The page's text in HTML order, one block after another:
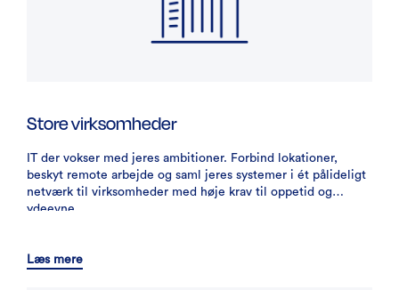
Store virksomheder
IT der vokser med jeres ambitioner. Forbind lokationer,
beskyt remote arbejde og saml jeres systemer i ét pålideligt
netværk til virksomheder med høje krav til oppetid og
ydeevne
Læs mere